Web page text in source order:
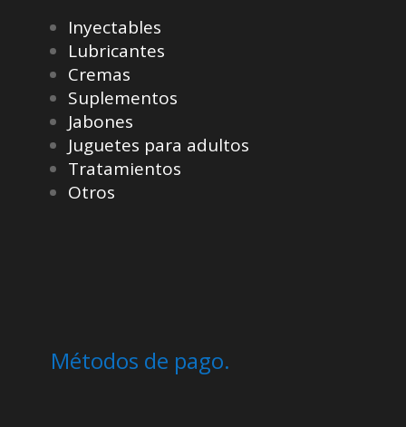
Inyectables
Lubricantes
Cremas
Suplementos
Jabones
Juguetes para adultos
Tratamientos
Otros
Métodos de pago.